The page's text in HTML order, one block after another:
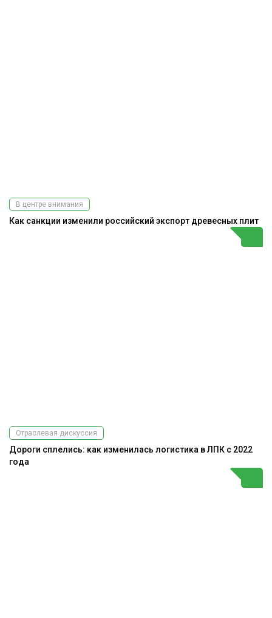
В центре внимания
Как санкции изменили российский экспорт древесных плит
Отраслевая дискуссия
Дороги сплелись: как изменилась логистика в ЛПК с 2022
года